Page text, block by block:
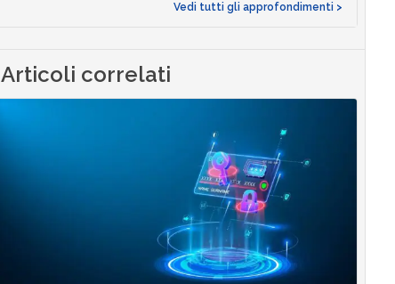
Vedi tutti gli approfondimenti >
Articoli correlati